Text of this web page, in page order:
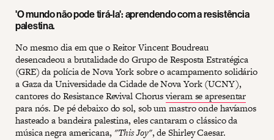
'O mundo não pode tirá-la': aprendendo com a resistência
palestina.
No mesmo dia em que o Reitor Vincent Boudreau
desencadeou a brutalidade do Grupo de Resposta Estratégica
(GRE) da polícia de Nova York sobre o acampamento solidário
a Gaza da Universidade da Cidade de Nova York (UCNY),
cantores do Resistance Revival Chorusvieram se apresentar
para nós. De pé debaixo do sol, sob um mastro onde havíamos
hasteado a bandeira palestina, eles cantaram o clássico da
música negra americana, "This Joy", de Shirley Caesar.